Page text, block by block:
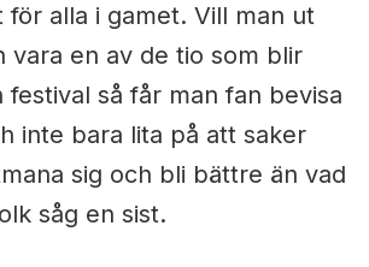
för alla i gamet. Vill man ut
vara en av de tio som blir
festival så får man fan bevisa
inte bara lita på att saker
sig och bli bättre än vad
såg en sist.